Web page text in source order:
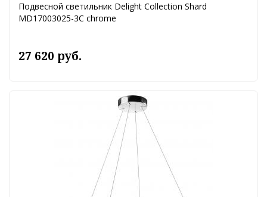
Подвесной светильник Delight Collection Shard
MD17003025-3C chrome
27 620 руб.